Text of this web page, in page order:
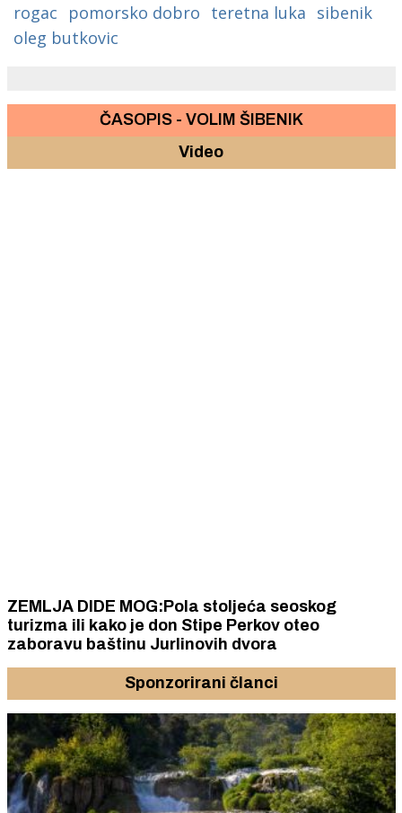
rogac
pomorsko dobro teretna luka sibenik
oleg butkovic
ČASOPIS - VOLIM ŠIBENIK
Video
ZEMLJA DIDE MOG:Pola stoljeća seoskog
turizma ili kako je don Stipe Perkov oteo
zaboravu baštinu Jurlinovih dvora
Sponzorirani članci